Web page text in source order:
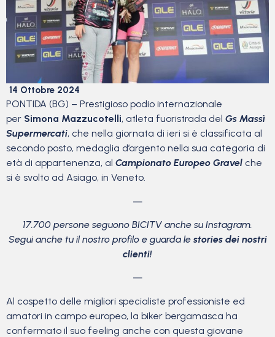
14 Ottobre 2024
PONTIDA (BG) – Prestigioso podio internazionale
per Simona Mazzucotelli, atleta fuoristrada del Gs Massì
Supermercati, che nella giornata di ieri si è classificata al
secondo posto, medaglia d’argento nella sua categoria di
età di appartenenza, al Campionato Europeo Gravel che
si è svolto ad Asiago, in Veneto.
—
17.700 persone seguono BICITV anche su Instagram.
Segui anche tu il nostro profilo e guarda le stories dei nostri
clienti!
—
Al cospetto delle migliori specialiste professioniste ed
amatori in campo europeo, la biker bergamasca ha
confermato il suo feeling anche con questa giovane